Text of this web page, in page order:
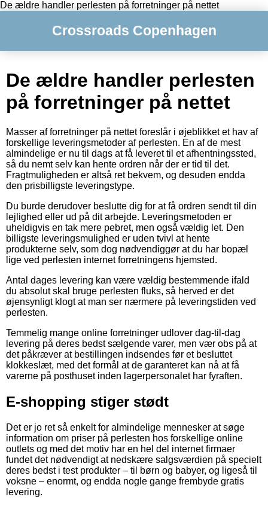
De ældre handler perlesten på forretninger på nettet
Crossroads Copenhagen
De ældre handler perlesten
på forretninger på nettet
Masser af forretninger på nettet foreslår i øjeblikket et hav af
forskellige leveringsmetoder af perlesten. En af de mest
almindelige er nu til dags at få leveret til et afhentningssted,
så du nemt selv kan hente ordren når der er tid til det.
Fragtmuligheden er altså ret bekvem, og desuden endda
den prisbilligste leveringstype.
Du burde derudover beslutte dig for at få ordren sendt til din
lejlighed eller ud på dit arbejde. Leveringsmetoden er
uheldigvis en tak mere pebret, men også vældig let. Den
billigste leveringsmulighed er uden tvivl at hente
produkterne selv, som dog nødvendiggør at du har bopæl
lige ved perlesten internet forretningens hjemsted.
Antal dages levering kan være vældig bestemmende ifald
du absolut skal bruge perlesten fluks, så herved er det
øjensynligt klogt at man ser nærmere på leveringstiden ved
perlesten.
Temmelig mange online forretninger udlover dag-til-dag
levering på deres bedst sælgende varer, men vær obs på at
det påkræver at bestillingen indsendes før et besluttet
klokkeslæt, med det formål at de garanteret kan nå at få
varerne på posthuset inden lagerpersonalet har fyraften.
E-shopping stiger stødt
Det er jo ret så enkelt for almindelige mennesker at søge
information om priser på perlesten hos forskellige online
outlets og med det motiv har en hel del internet firmaer
fundet det nødvendigt at nedskære salgsværdien på specielt
deres bedst i test produkter – til børn og babyer, og ligeså til
voksne – enormt, og endda nogle gange frembyde gratis
levering.